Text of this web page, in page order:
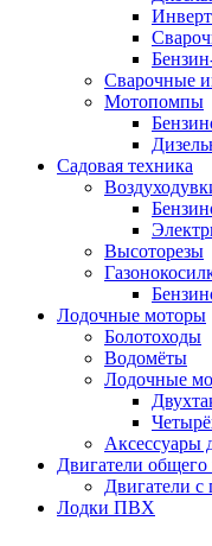
Сварочные
Мотопомпы
Садовая техника
Высоторезы
Лодочные моторы
Болотоходы
Водомёты
Лодочные
Аксессуары
Двигатели общего
Двигатели с
Лодки ПВХ